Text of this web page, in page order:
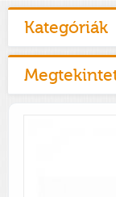
Kategóriák